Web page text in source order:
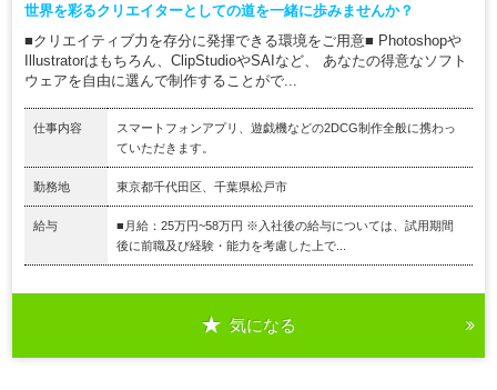
世界を彩るクリエイターとしての道を一緒に歩みませんか？
■クリエイティブ力を存分に発揮できる環境をご用意■ Photoshopや
Illustratorはもちろん、ClipStudioやSAIなど、 あなたの得意なソフト
ウェアを自由に選んで制作することがで...
仕事内容
スマートフォンアプリ、遊戯機などの2DCG制作全般に携わっ
ていただきます。
勤務地 東京都千代田区、千葉県松戸市
給与
■月給：25万円~58万円 ※入社後の給与については、試用期間
後に前職及び経験・能力を考慮した上で...
気になる